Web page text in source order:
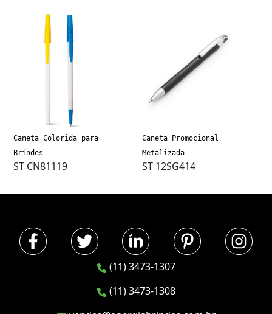
Caneta Colorida para
Brindes
ST CN81119
Caneta Promocional
Metalizada
ST 12SG414
(11) 3473-1307
(11) 3473-1308